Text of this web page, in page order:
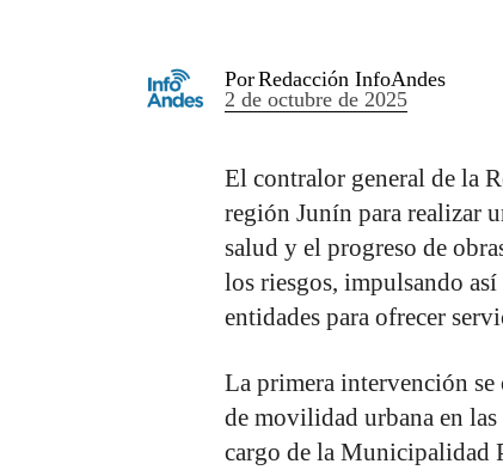
PorRedacción InfoAndes
2 de octubre de 2025
El contralor general de la
región Junín para realizar
salud y el progreso de
los riesgos, impulsando
entidades para ofrecer
La primera intervención
de movilidad urbana en
cargo de la Municipalidad